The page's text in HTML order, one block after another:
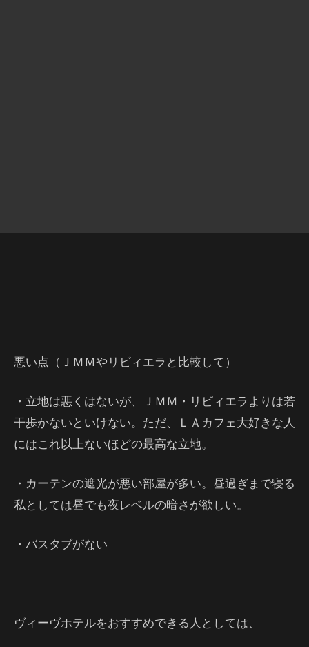
悪い点（ＪＭＭやリビィエラと比較して）
・立地は悪くはないが、ＪＭＭ・リビィエラよりは若
干歩かないといけない。ただ、ＬＡカフェ大好きな人
にはこれ以上ないほどの最高な立地。
・カーテンの遮光が悪い部屋が多い。昼過ぎまで寝る
私としては昼でも夜レベルの暗さが欲しい。
・バスタブがない
ヴィーヴホテルをおすすめできる人としては、